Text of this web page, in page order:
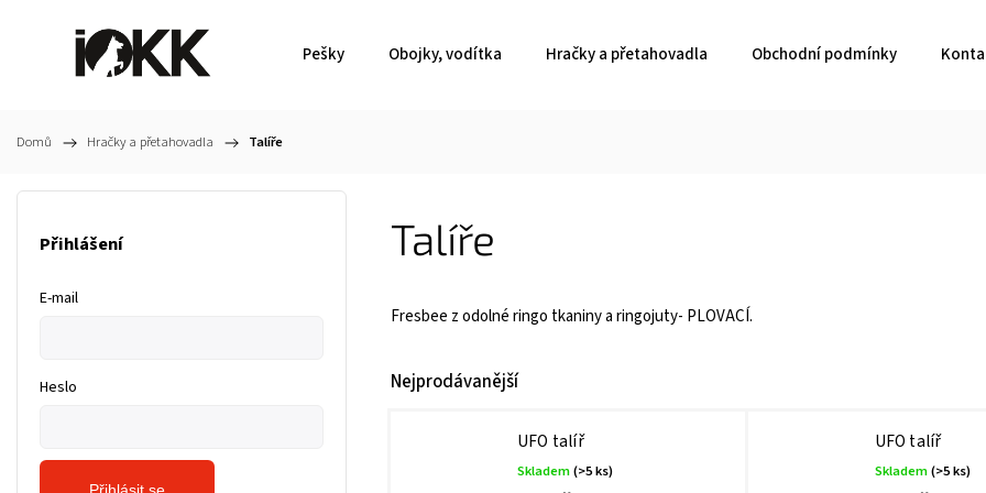
Pešky Obojky, vodítka Hračky a přetahovadla Obchodní podmínky
Domů / Hračky a přetahovadla / Talíře
Přihlášení
E-mail
Heslo
Talíře
Fresbee z odolné ringo tkaniny a ringojuty- PLOVACÍ.
Nejprodávanější
UFO talíř
Skladem(>5 ks)
UFO talíř
Skladem(>5 ks)